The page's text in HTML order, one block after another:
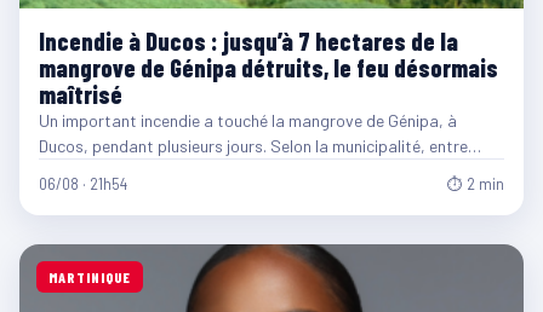
Incendie à Ducos : jusqu’à 7 hectares de la
mangrove de Génipa détruits, le feu désormais
maîtrisé
Un important incendie a touché la mangrove de Génipa, à
Ducos, pendant plusieurs jours. Selon la municipalité, entre…
06/08 · 21h54 ⏱ 2 min
MARTINIQUE